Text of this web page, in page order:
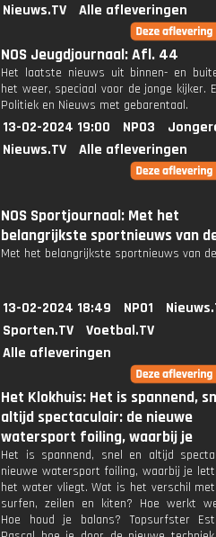
Nieuws.TV
Alle afleveringen
NOS Jeugdjournaal: Afl. 44
Het laatste nieuws uit binnen- en
het weer, speciaal voor de jonge kijker.
Politiek en Nieuws met gebarentaal.
13-02-2024 19:00 NPO3
Nieuws.TV
Alle afleveringen
NOS Sportjournaal: Met het
belangrijkste sportnieuws van
Met het belangrijkste sportnieuws van
13-02-2024 18:49 NPO1
Sporten.TV
Voetbal.TV
Alle afleveringen
Het Klokhuis: Het is spannend,
altijd spectaculair: de nieuwe
watersport foiling, waarbij je
Het is spannend, snel en altijd
nieuwe watersport foiling, waarbij je
het water vliegt. Wat is het verschil
surfen, zeilen en kiten? Hoe werkt
Hoe houd je balans? Topsurfster